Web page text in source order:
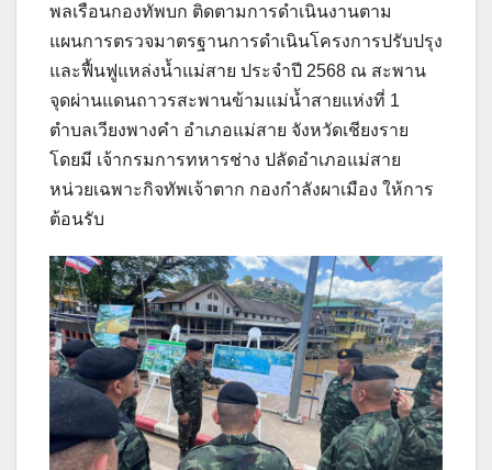
พลเรือนกองทัพบก ติดตามการดำเนินงานตาม
แผนการตรวจมาตรฐานการดำเนินโครงการปรับปรุง
และฟื้นฟูแหล่งน้ำแม่สาย ประจำปี 2568 ณ สะพาน
จุดผ่านแดนถาวรสะพานข้ามแม่น้ำสายแห่งที่ 1
ตำบลเวียงพางคำ อำเภอแม่สาย จังหวัดเชียงราย
โดยมี เจ้ากรมการทหารช่าง ปลัดอำเภอแม่สาย
หน่วยเฉพาะกิจทัพเจ้าตาก กองกำลังผาเมือง ให้การ
ต้อนรับ